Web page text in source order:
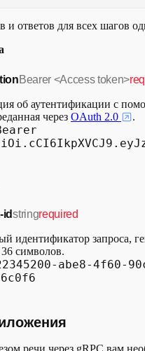
и ответов для всех шагов
Bearer <Access token>
об аутентификации с
через OAuth 2.0
.
idstringrequired
идентификатор запроса,
символов.
abe8-4f60-